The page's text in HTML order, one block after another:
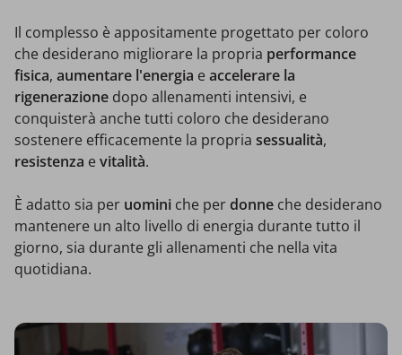
Il complesso è appositamente progettato per coloro
che desiderano migliorare la propria performance
fisica, aumentare l'energia e accelerare la
rigenerazione dopo allenamenti intensivi, e
conquisterà anche tutti coloro che desiderano
sostenere efficacemente la propria sessualità,
resistenza e vitalità.
È adatto sia per uomini che perdonne che desiderano
mantenere un alto livello di energia durante tutto il
giorno, sia durante gli allenamenti che nella vita
quotidiana.